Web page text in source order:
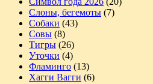
Слоны, бегемоты (7)
Собаки (43)
Совы (8)
Тигры (26)
Уточки (4)
Фламинго (13)
Хагги Вагги (6)